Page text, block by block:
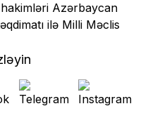
Azərbaycan
ilə Milli Məclis